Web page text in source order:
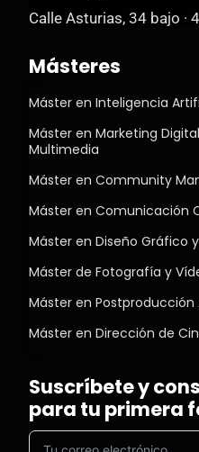
Calle Asturias, 34 bajo ·
Másteres
Máster en Inteligencia
Máster en Marketing
Multimedia
Máster en Community
Máster en Comunicación
Máster en Diseño Gráfico
Máster de Fotografía y
Máster en Postproducción
Máster en Dirección de
Suscríbete y
para tu primera